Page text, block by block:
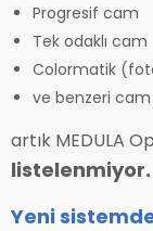
Progresif cam
Tek odaklı cam
Colormatik
ve benzeri
artık MEDULA
listelenmiyor.
Yeni